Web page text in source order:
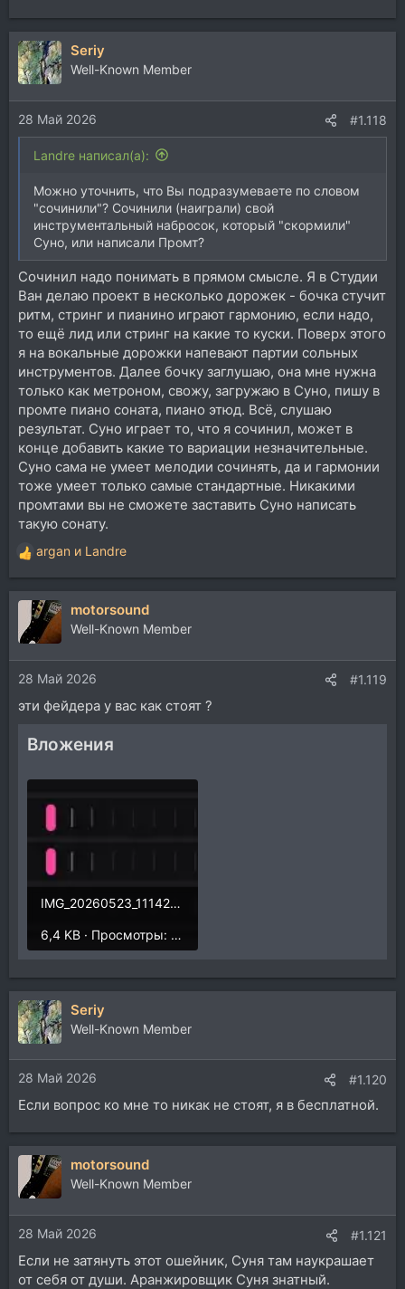
Seriy
Well-Known Member
28 Май 2026 #1.118
Landre написал(а):
Можно уточнить, что Вы подразумеваете по словом
"сочинили"? Сочинили (наиграли) свой
инструментальный набросок, который "скормили"
Суно, или написали Промт?
Сочинил надо понимать в прямом смысле. Я в Студии
Ван делаю проект в несколько дорожек - бочка стучит
ритм, стринг и пианино играют гармонию, если надо,
то ещё лид или стринг на какие то куски. Поверх этого
я на вокальные дорожки напевают партии сольных
инструментов. Далее бочку заглушаю, она мне нужна
только как метроном, свожу, загружаю в Суно, пишу в
промте пиано соната, пиано этюд. Всё, слушаю
результат. Суно играет то, что я сочинил, может в
конце добавить какие то вариации незначительные.
Суно сама не умеет мелодии сочинять, да и гармонии
тоже умеет только самые стандартные. Никакими
промтами вы не сможете заставить Суно написать
такую сонату.
Р
е
а
и
и
:
argan и Landre
motorsound
Well-Known Member
28 Май 2026 #1.119
эти фейдера у вас как стоят ?
Вложения
IMG_20260523_111429.webp
6,4 KB · Просмотры: 66
Seriy
Well-Known Member
28 Май 2026 #1.120
Если вопрос ко мне то никак не стоят, я в бесплатной.
motorsound
Well-Known Member
28 Май 2026 #1.121
Если не затянуть этот ошейник, Суня там наукрашает
от себя от души. Аранжировщик Суня знатный.